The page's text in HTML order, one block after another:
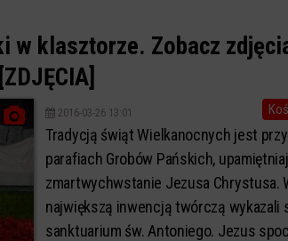
w klasztorze. Zobacz
2016-03-26 13:01
Tradycją świąt Wielkanocnych jest
parafiach Grobów Pańskich,
zmartwychwstanie Jezusa Chrystusa.
największą inwencją twórczą wykazali
sanktuarium św. Antoniego. Jezus